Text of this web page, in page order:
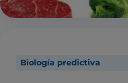
Biología predictiva